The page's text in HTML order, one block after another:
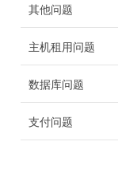
其他问题
主机租用问题
数据库问题
支付问题